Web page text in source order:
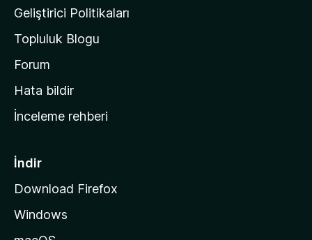
n
n
a
s
y
a
ı
n
Geliştirici Politikaları
Topluluk Blogu
Forum
Hata bildir
İnceleme rehberi
İndir
Download Firefox
Windows